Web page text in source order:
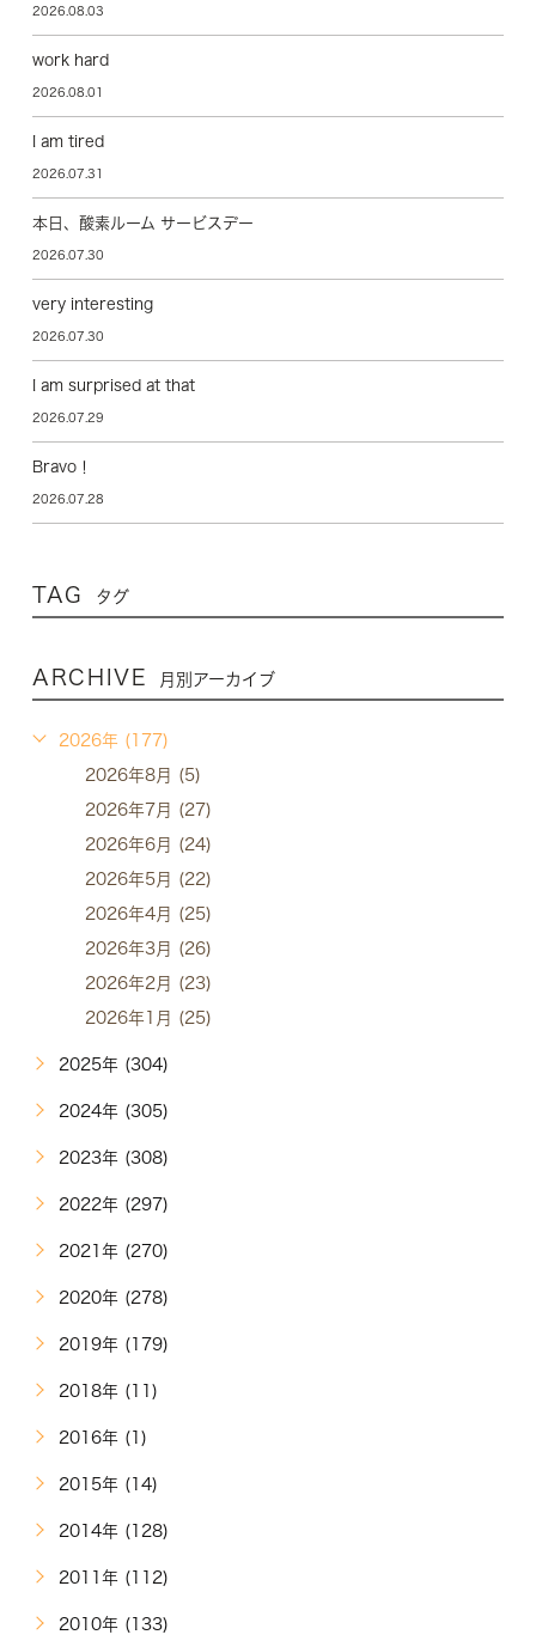
2026.08.03
work hard
2026.08.01
I am tired
2026.07.31
本日、酸素ルーム サービスデー
2026.07.30
very interesting
2026.07.30
I am surprised at that
2026.07.29
Bravo！
2026.07.28
TAG タグ
ARCHIVE 月別アーカイブ
2026年 (177)
2026年8月 (5)
2026年7月 (27)
2026年6月 (24)
2026年5月 (22)
2026年4月 (25)
2026年3月 (26)
2026年2月 (23)
2026年1月 (25)
2025年 (304)
2024年 (305)
2023年 (308)
2022年 (297)
2021年 (270)
2020年 (278)
2019年 (179)
2018年 (11)
2016年 (1)
2015年 (14)
2014年 (128)
2011年 (112)
2010年 (133)